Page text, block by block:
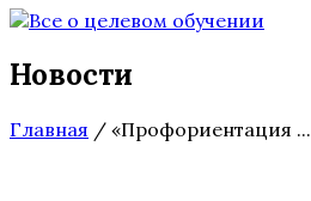
Новости
Главная / «Профориентация ...